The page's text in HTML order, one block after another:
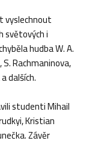
vyslechnout
světových i
hudba W. A.
Rachmaninova,
dalších.
studenti Mihail
Kristian
Závěr